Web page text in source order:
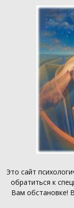
Это сайт
обратиться к
Вам обстановке!